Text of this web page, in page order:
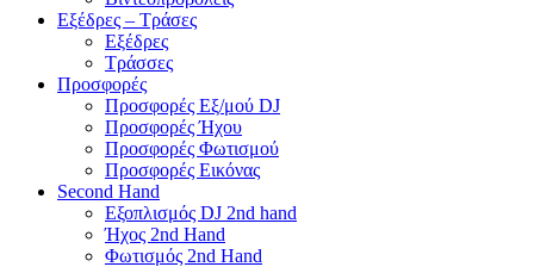
Εξέδρες – Τράσες
Εξέδρες
Τράσσες
Προσφορές
Προσφορές Εξ/μού DJ
Προσφορές Ήχου
Προσφορές Φωτισμού
Προσφορές Εικόνας
Second Hand
Εξοπλισμός DJ 2nd hand
Ήχος 2nd Hand
Φωτισμός 2nd Hand